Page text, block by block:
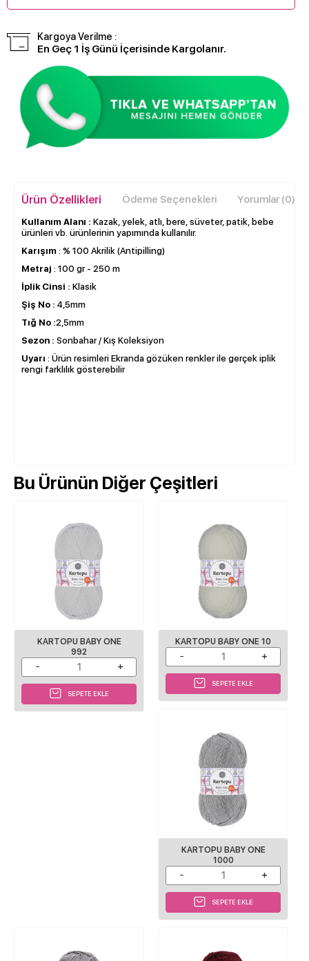
Kargoya Verilme :
En Geç 1 İş Günü İçerisinde Kargolanır.
Ürün Özellikleri Ödeme Seçenekleri Yorumlar (0)
Kullanım Alanı : Kazak, yelek, atlı, bere, süveter, patik, bebe
ürünleri vb. ürünlerinin yapımında kullanılır.
Karışım : % 100 Akrilik (Antipilling)
Metraj : 100 gr - 250 m
İplik Cinsi : Klasik
Şiş No : 4,5mm
Tığ No :2,5mm
Sezon : Sonbahar / Kış Koleksiyon
Uyarı : Ürün resimleri Ekranda gözüken renkler ile gerçek iplik
rengi farklılık gösterebilir
Bu Ürünün Diğer Çeşitleri
KARTOPU BABY ONE
992
SEPETE EKLE
KARTOPU BABY ONE 10
SEPETE EKLE
KARTOPU BABY ONE
1000
SEPETE EKLE